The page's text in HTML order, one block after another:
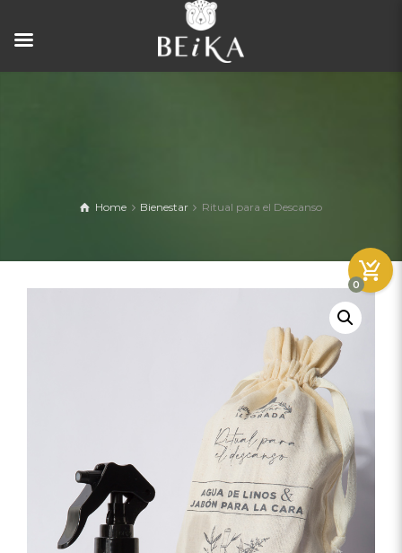
Home Bienestar Ritual para el Descanso
0